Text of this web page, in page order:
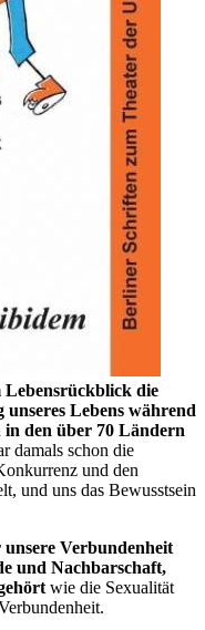
Lebensrückblick die
Lebens während
den über 70 Ländern
damals schon die
und den
und uns das Bewusstsein
Verbundenheit
und Nachbarschaft,
wie die Sexualität